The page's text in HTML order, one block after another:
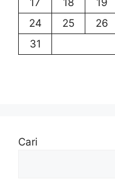
17 18 19
24
25 26
31
Cari